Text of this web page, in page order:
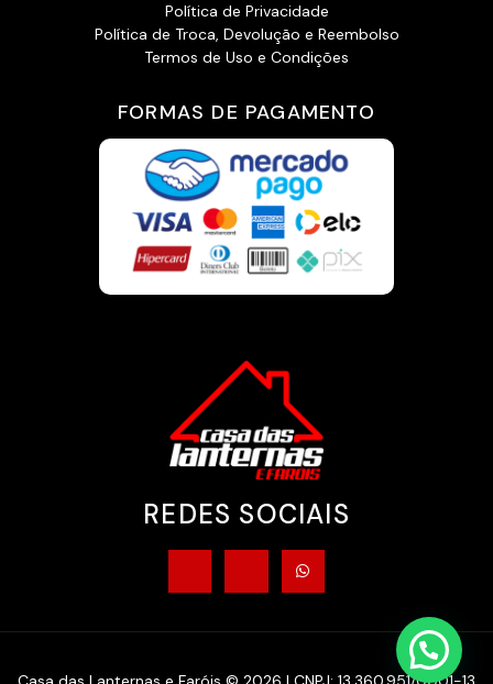
REDES SOCIAIS
Política de Privacidade
Política de Troca, Devolução e Reembolso
Termos de Uso e Condições
FORMAS DE PAGAMENTO